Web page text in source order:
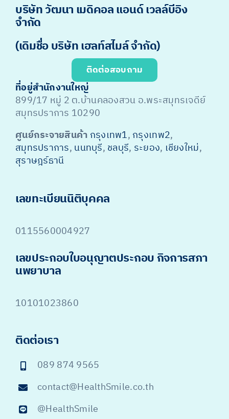
บริษัท วัฒนา เมดิคอล แอนด์ เวลล์บีอิง
จำกัด
(เดิมชื่อ บริษัท เฮลท์สไมล์ จำกัด)
ติดต่อสอบถาม
ที่อยู่สำนักงานใหญ่
899/17 หมู่ 2 ต.บ้านคลองสวน อ.พระสมุทรเจดีย์
สมุทรปราการ 10290
ศูนย์กระจายสินค้า กรุงเทพ1, กรุงเทพ2,
สมุทรปราการ, นนทบุรี, ชลบุรี, ระยอง, เชียงใหม่,
สุราษฎร์ธานี
เลขทะเบียนนิติบุคคล
0115560004927
เลขประกอบใบอนุญาตประกอบ กิจการสภา
นพยาบาล
10101023860
ติดต่อเรา
089 874 9565
contact@HealthSmile.co.th
@HealthSmile